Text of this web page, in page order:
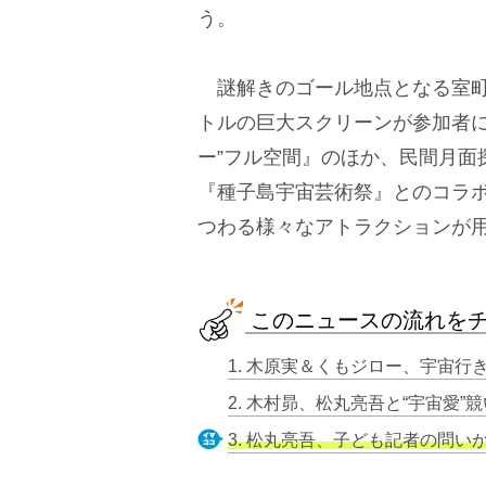
う。
謎解きのゴール地点となる室
トルの巨大スクリーンが参加者
ー”フル空間』のほか、民間月
『種子島宇宙芸術祭』とのコ
つわる様々なアトラクションが
このニュースの流れを
3. 松丸亮吾、子ども記者の問い